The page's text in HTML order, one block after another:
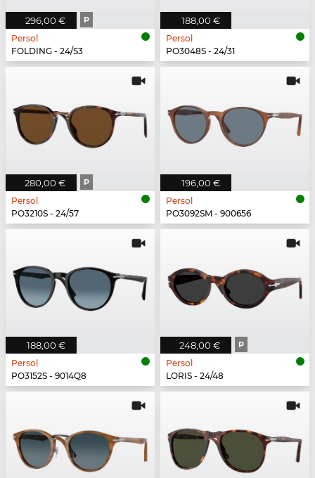
296,00 € P
Persol
FOLDING - 24/S3
188,00 €
Persol
PO3048S - 24/31
280,00 € P
Persol
PO3210S - 24/57
196,00 €
Persol
PO3092SM - 900656
188,00 €
Persol
PO3152S - 9014Q8
248,00 € P
Persol
LORIS - 24/48